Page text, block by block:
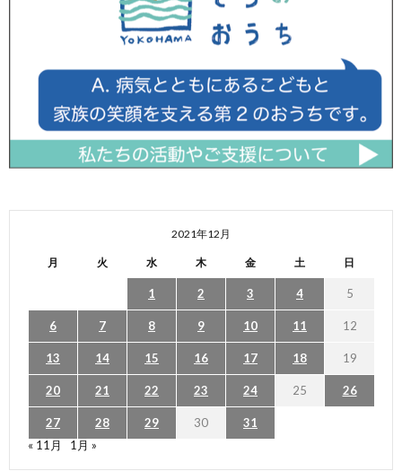
2021年12月
月 火 水 木 金 土 日
1 2 3 4 5
6 7 8 9 10 11 12
13 14 15 16 17 18 19
20 21 22 23 24 25 26
27 28 29 30
31
« 11月
1月 »